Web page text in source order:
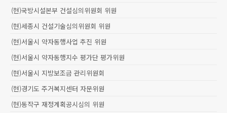
(현)국방시설본부 건설심의위원회 위원
(현)세종시 건설기술심의위원회 위원
(현)서울시 약자동행사업 추진 위원
(현)서울시 약자동행지수 평가단 평가위원
(현)서울시 지방보조금 관리위원회
(현)경기도 주거복지센터 자문위원
(현)동작구 재정계획공시심의 위원